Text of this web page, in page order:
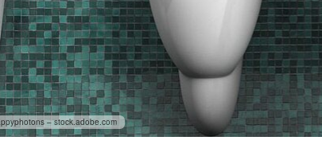
– stock.adobe.com